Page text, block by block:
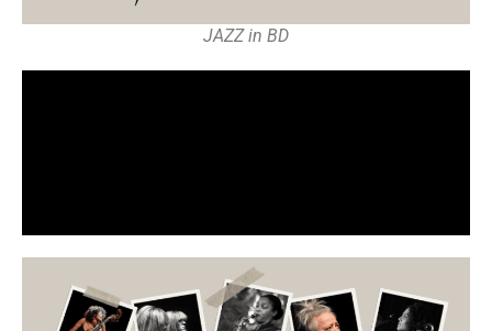
JAZZ in BD